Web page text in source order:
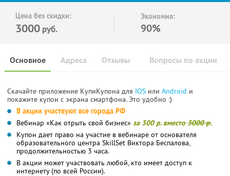
Цена без скидки:
3000 руб.
Экономия:
90%
Основное Отзывы Вопросы по акции
Адреса
Скачайте приложение КупиКупона для IOS или Android и
покажите купон с экрана смартфона. Это удобно :)
В акции участвуют все города РФ
Вебинар «Как отрыть свой бизнес» за 300 р. вместо 3000 р.
Купон дает право на участие в вебинаре от основателя
образовательного центра SkillSet Виктора Беспалова,
продолжительностью 3 часа.
В акции может участвовать любой, кто имеет доступ к
интернету (по всей России).